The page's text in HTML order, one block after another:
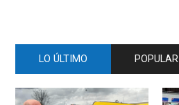
LO ÚLTIMO POPULAR